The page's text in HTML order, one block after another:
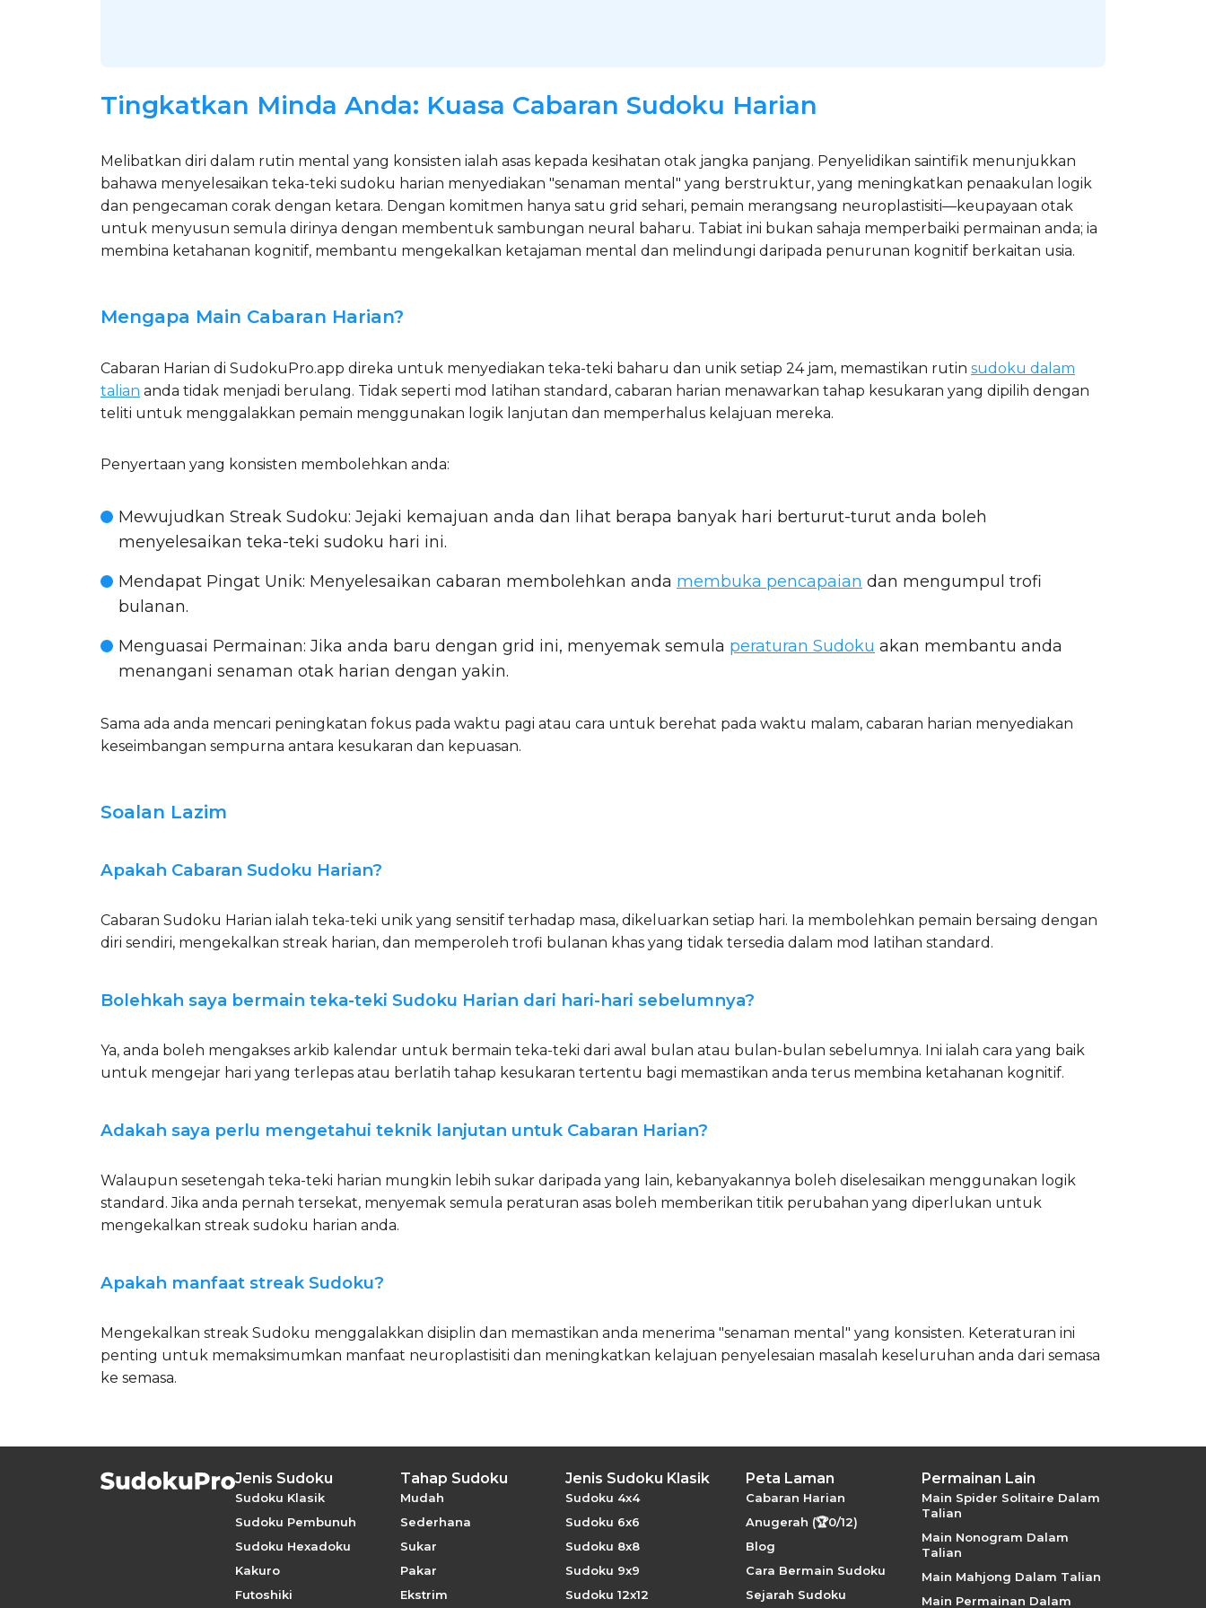
Tingkatkan Minda Anda: Kuasa Cabaran Sudoku Harian
Melibatkan diri dalam rutin mental yang konsisten ialah asas kepada kesihatan otak jangka panjang. Penyelidikan saintifik menunjukkan
bahawa menyelesaikan teka-teki sudoku harian menyediakan "senaman mental" yang berstruktur, yang meningkatkan penaakulan logik
dan pengecaman corak dengan ketara. Dengan komitmen hanya satu grid sehari, pemain merangsang neuroplastisiti—keupayaan otak
untuk menyusun semula dirinya dengan membentuk sambungan neural baharu. Tabiat ini bukan sahaja memperbaiki permainan anda; ia
membina ketahanan kognitif, membantu mengekalkan ketajaman mental dan melindungi daripada penurunan kognitif berkaitan usia.
Mengapa Main Cabaran Harian?
Cabaran Harian di SudokuPro.app direka untuk menyediakan teka-teki baharu dan unik setiap 24 jam, memastikan rutin sudoku dalam
talian anda tidak menjadi berulang. Tidak seperti mod latihan standard, cabaran harian menawarkan tahap kesukaran yang dipilih dengan
teliti untuk menggalakkan pemain menggunakan logik lanjutan dan memperhalus kelajuan mereka.
Penyertaan yang konsisten membolehkan anda:
Mewujudkan Streak Sudoku: Jejaki kemajuan anda dan lihat berapa banyak hari berturut-turut anda boleh
menyelesaikan teka-teki sudoku hari ini.
Mendapat Pingat Unik: Menyelesaikan cabaran membolehkan anda membuka pencapaian dan mengumpul trofi
bulanan.
Menguasai Permainan: Jika anda baru dengan grid ini, menyemak semula peraturan Sudoku akan membantu anda
menangani senaman otak harian dengan yakin.
Sama ada anda mencari peningkatan fokus pada waktu pagi atau cara untuk berehat pada waktu malam, cabaran harian menyediakan
keseimbangan sempurna antara kesukaran dan kepuasan.
Soalan Lazim
Apakah Cabaran Sudoku Harian?
Cabaran Sudoku Harian ialah teka-teki unik yang sensitif terhadap masa, dikeluarkan setiap hari. Ia membolehkan pemain bersaing dengan
diri sendiri, mengekalkan streak harian, dan memperoleh trofi bulanan khas yang tidak tersedia dalam mod latihan standard.
Bolehkah saya bermain teka-teki Sudoku Harian dari hari-hari sebelumnya?
Ya, anda boleh mengakses arkib kalendar untuk bermain teka-teki dari awal bulan atau bulan-bulan sebelumnya. Ini ialah cara yang baik
untuk mengejar hari yang terlepas atau berlatih tahap kesukaran tertentu bagi memastikan anda terus membina ketahanan kognitif.
Adakah saya perlu mengetahui teknik lanjutan untuk Cabaran Harian?
Walaupun sesetengah teka-teki harian mungkin lebih sukar daripada yang lain, kebanyakannya boleh diselesaikan menggunakan logik
standard. Jika anda pernah tersekat, menyemak semula peraturan asas boleh memberikan titik perubahan yang diperlukan untuk
mengekalkan streak sudoku harian anda.
Apakah manfaat streak Sudoku?
Mengekalkan streak Sudoku menggalakkan disiplin dan memastikan anda menerima "senaman mental" yang konsisten. Keteraturan ini
penting untuk memaksimumkan manfaat neuroplastisiti dan meningkatkan kelajuan penyelesaian masalah keseluruhan anda dari semasa
ke semasa.
Jenis Sudoku
Sudoku Klasik
Sudoku Pembunuh
Sudoku Hexadoku
Kakuro
Futoshiki
Tahap Sudoku
Mudah
Sederhana
Sukar
Pakar
Ekstrim
Jenis Sudoku Klasik
Sudoku 4x4
Sudoku 6x6
Sudoku 8x8
Sudoku 9x9
Sudoku 12x12
Peta Laman
Cabaran Harian
Anugerah (🏆0/12)
Blog
Cara Bermain Sudoku
Sejarah Sudoku
Permainan Lain
Main Spider Solitaire Dalam
Talian
Main Nonogram Dalam
Talian
Main Mahjong Dalam Talian
Main Permainan Dalam